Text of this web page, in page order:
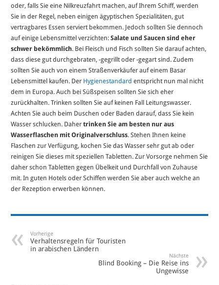
oder, falls Sie eine Nilkreuzfahrt machen, auf Ihrem Schiff, werden
Sie in der Regel, neben einigen ägyptischen Spezialitäten, gut
vertragbares Essen serviert bekommen. Jedoch sollten Sie dennoch
auf einige Lebensmittel verzichten:Salate und Saucen sind eher
schwer bekömmlich. Bei Fleisch und Fisch sollten Sie darauf achten,
dass diese gut durchgebraten, -gegrillt oder -gegart sind. Zudem
sollten Sie auch von einem Straßenverkäufer auf einem Basar
Lebensmittel kaufen. Der Hygienestandard entspricht nun mal nicht
dem in Europa. Auch bei Süßspeisen sollten Sie sich eher
zurückhalten. Trinken sollten Sie auf keinen Fall Leitungswasser.
Achten Sie auch beim Duschen oder Baden darauf, dass Sie kein
Wasser schlucken. Dahertrinken Sie am besten nur aus
Wasserflaschen mit Originalverschluss. Stehen Ihnen keine
Flaschen zur Verfügung, kochen Sie das Wasser sehr gut ab oder
reinigen Sie dieses mit speziellen Tabletten. Zur Vorsorge nehmen Sie
daher schon Tabletten gegen Übelkeit und Durchfall von Zuhause
mit. In guten Hotels oder Schiffen werden Sie aber auch welche an
der Rezeption erwerben können.
Vorherige
Verhaltensregeln für Touristen
in arabischen Ländern
Nächste
Blind Booking – Die Reise ins
Ungewisse